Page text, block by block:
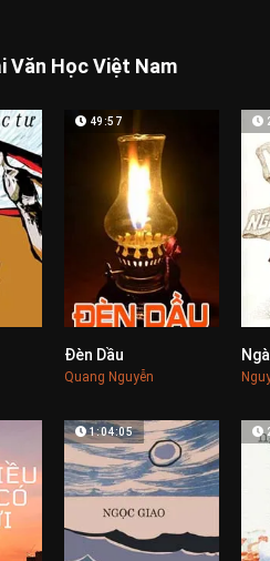
Văn Học Việt Nam
49:57
Đèn Dầu
Quang Nguyễn
1:04:05